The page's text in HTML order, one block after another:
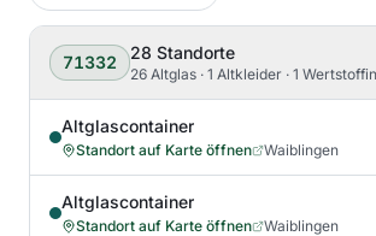
71332 28 Standorte
26 Altglas · 1 Altkleider · 1
Altglascontainer
Standort auf Karte öffnen Waiblingen
Altglascontainer
Standort auf Karte öffnen Waiblingen